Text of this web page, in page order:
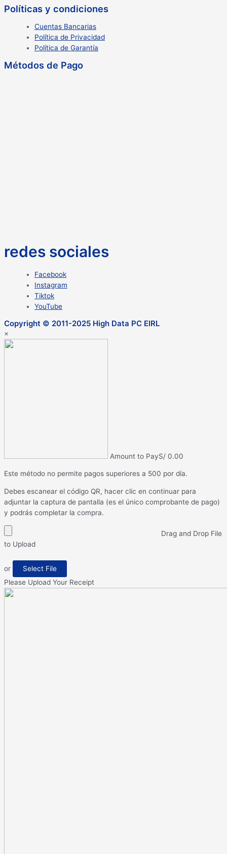
Políticas y condiciones
Cuentas Bancarias
Política de Privacidad
Política de Garantía
Métodos de Pago
redes sociales
Facebook
Instagram
Tiktok
YouTube
Copyright © 2011-2025 High Data PC EIRL
×
Amount to PayS/ 0.00
Este método no permite pagos superiores a 500 por día.
Debes escanear el código QR, hacer clic en continuar para
adjuntar la captura de pantalla (es el único comprobante de pago)
y podrás completar la compra.
Drag and Drop File
to Upload
or
Select File
Please Upload Your Receipt